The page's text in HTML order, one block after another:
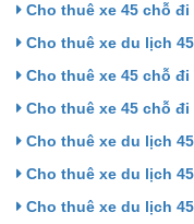
Cho thuê xe 45 chỗ
Cho thuê xe du lịch
Cho thuê xe 45 chỗ
Cho thuê xe 45 chỗ đi
Cho thuê xe du lịch
Cho thuê xe du lịch
Cho thuê xe du lịch